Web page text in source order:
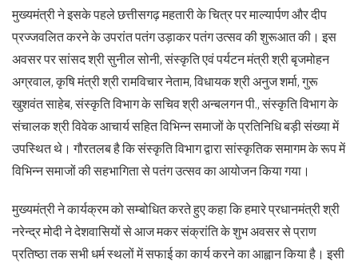
मुख्यमंत्री ने इसके पहले छत्तीसगढ़ महतारी के चित्र पर माल्यार्पण और दीप
प्रज्जवलित करने के उपरांत पतंग उड़ाकर पतंग उत्सव की शुरूआत की। इस
अवसर पर सांसद श्री सुनील सोनी, संस्कृति एवं पर्यटन मंत्री श्री बृजमोहन
अग्रवाल, कृषि मंत्री श्री रामविचार नेताम, विधायक श्री अनुज शर्मा, गुरू
खुशवंत साहेब, संस्कृति विभाग के सचिव श्री अन्बलगन पी., संस्कृति विभाग के
संचालक श्री विवेक आचार्य सहित विभिन्न समाजों के प्रतिनिधि बड़ी संख्या में
उपस्थित थे। गौरतलब है कि संस्कृति विभाग द्वारा सांस्कृतिक समागम के रूप में
विभिन्न समाजों की सहभागिता से पतंग उत्सव का आयोजन किया गया।
मुख्यमंत्री ने कार्यक्रम को सम्बोधित करते हुए कहा कि हमारे प्रधानमंत्री श्री
नरेन्द्र मोदी ने देशवासियों से आज मकर संक्रांति के शुभ अवसर से प्राण
प्रतिष्ठा तक सभी धर्म स्थलों में सफाई का कार्य करने का आह्वान किया है। इसी